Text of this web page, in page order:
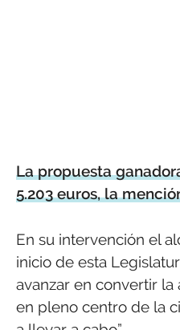
La propuesta
5.203 euros, la
En su intervención el
inicio de esta
avanzar en convertir
en pleno centro de la